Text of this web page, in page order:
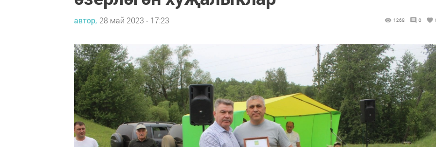
автор, 28 май 2023 - 17:23 1268 0